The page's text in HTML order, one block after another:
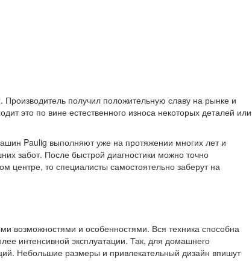
получил положительную славу на рынке и
это по вине естественного износа некоторых деталей или
Paulig выполняют уже на протяжении многих лет и
забот. После быстрой диагностики можно точно
центре, то специалисты самостоятельно заберут на
возможностями и особенностями. Вся техника способна
интенсивной эксплуатации. Так, для домашнего
Небольшие размеры и привлекательный дизайн впишут